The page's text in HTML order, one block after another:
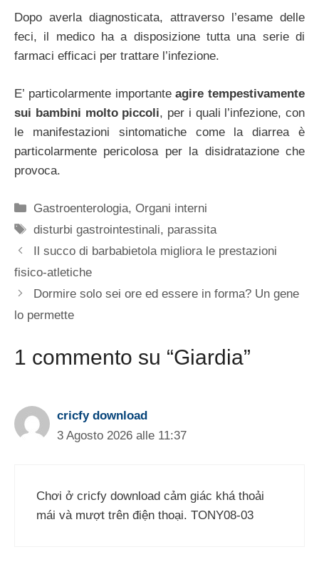
Dopo averla diagnosticata, attraverso l’esame delle
feci, il medico ha a disposizione tutta una serie di
farmaci efficaci per trattare l’infezione.
E’ particolarmente importanteagire tempestivamente
sui bambini molto piccoli, per i quali l’infezione, con
le manifestazioni sintomatiche come la diarrea è
particolarmente pericolosa per la disidratazione che
provoca.
Categorie
Gastroenterologia,Organi interni
Tag
disturbi gastrointestinali, parassita
Il succo di barbabietola migliora le prestazioni
fisico-atletiche
Dormire solo sei ore ed essere in forma? Un gene
lo permette
1 commento su “Giardia”
cricfy download
3 Agosto 2026 alle 11:37
Chơi ở cricfy download cảm giác khá thoải
mái và mượt trên điện thoại. TONY08-03